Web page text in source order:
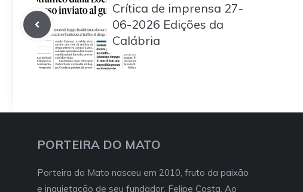
Crítica de imprensa 27-
06-2026 Edições da
Calábria
PORTEIRA DO MATO
Porteira do Mato nasceu em 2010, fruto da paixão
e inquietação de seu fundador, Felipe Costa. Ao